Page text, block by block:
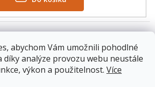
abychom Vám umožnili pohodlné
díky analýze provozu webu neustále
výkon a použitelnost. Více
12.8.2026